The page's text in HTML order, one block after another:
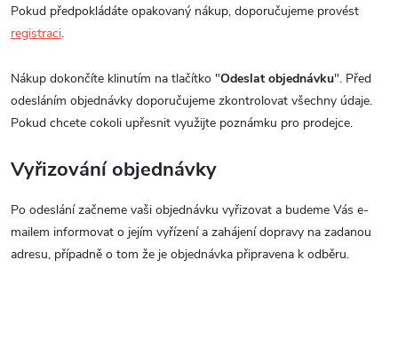
Pokud předpokládáte opakovaný nákup, doporučujeme provést
registraci.
Nákup dokončíte klinutím na tlačítko "Odeslat objednávku". Před
odesláním objednávky doporučujeme zkontrolovat všechny údaje.
Pokud chcete cokoli upřesnit využijte poznámku pro prodejce.
Vyřizování objednávky
Po odeslání začneme vaši objednávku vyřizovat a budeme Vás e-
mailem informovat o jejím vyřízení a zahájení dopravy na zadanou
adresu, případně o tom že je objednávka připravena k odběru.